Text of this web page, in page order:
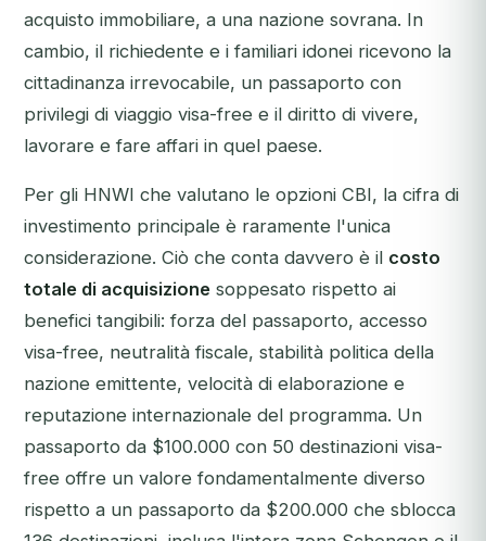
acquisto immobiliare, a una nazione sovrana. In
cambio, il richiedente e i familiari idonei ricevono la
cittadinanza irrevocabile, un passaporto con
privilegi di viaggio visa-free e il diritto di vivere,
lavorare e fare affari in quel paese.
Per gli HNWI che valutano le opzioni CBI, la cifra di
investimento principale è raramente l'unica
considerazione. Ciò che conta davvero è il costo
totale di acquisizione soppesato rispetto ai
benefici tangibili: forza del passaporto, accesso
visa-free, neutralità fiscale, stabilità politica della
nazione emittente, velocità di elaborazione e
reputazione internazionale del programma. Un
passaporto da $100.000 con 50 destinazioni visa-
free offre un valore fondamentalmente diverso
rispetto a un passaporto da $200.000 che sblocca